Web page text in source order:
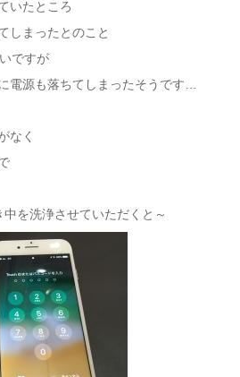
いたところ
しまったとのこと
ですが
電源も落ちてしまったそうです…
なく
を洗浄させていただくと～